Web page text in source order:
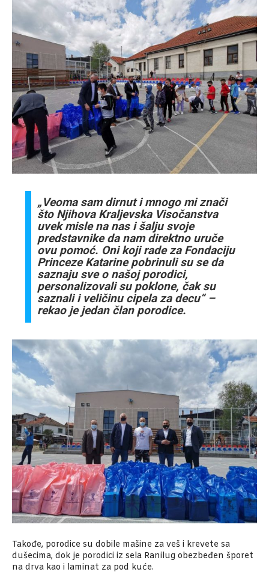
„Veoma sam dirnut i mnogo mi znači
što Njihova Kraljevska Visočanstva
uvek misle na nas i šalju svoje
predstavnike da nam direktno uruče
ovu pomoć. Oni koji rade za Fondaciju
Princeze Katarine pobrinuli su se da
saznaju sve o našoj porodici,
personalizovali su poklone, čak su
saznali i veličinu cipela za decu“ –
rekao je jedan član porodice.
Takođe, porodice su dobile mašine za veš i krevete sa
dušecima, dok je porodici iz sela Ranilug obezbeđen šporet
na drva kao i laminat za pod kuće.